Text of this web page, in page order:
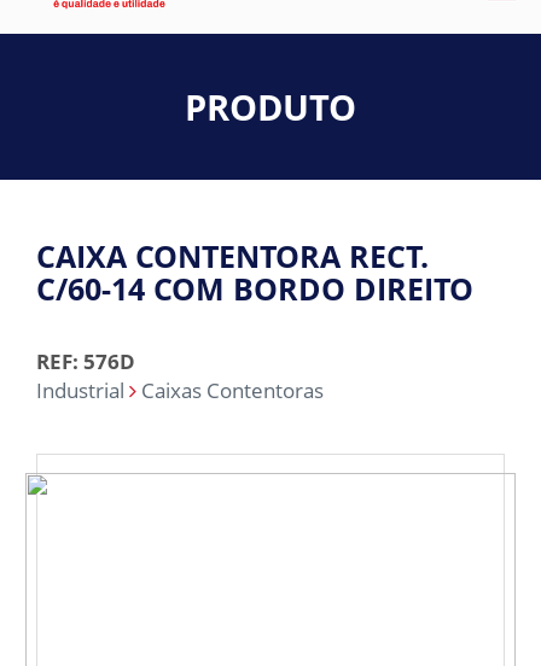
PRODUTO
CAIXA CONTENTORA RECT.
C/60-14 COM BORDO DIREITO
REF: 576D
Industrial
Caixas Contentoras